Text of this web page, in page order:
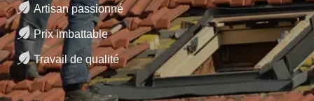
Artisan passionné
Prix imbattable
Travail de qualité